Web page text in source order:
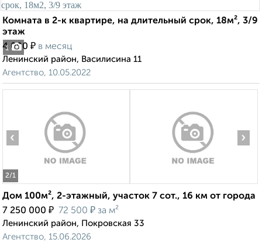
1
Комната в 2-к квартире, на длительный срок, 18м², 3/9
этаж
4 000 ₽ в месяц
Ленинский район, Василисина 11
Агентство, 10.05.2022
2/1
‹ ›
Дом 100м², 2-этажный, участок 7 сот., 16 км от города
7 250 000 ₽ 72 500 ₽ за м²
Ленинский район, Покровская 33
Агентство, 15.06.2026